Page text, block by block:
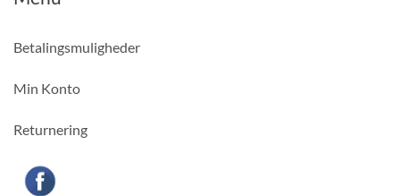
Betalingsmuligheder
Min Konto
Returnering